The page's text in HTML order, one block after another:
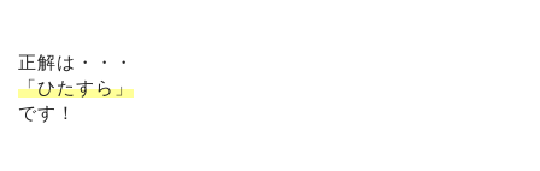
正解は・・・
「ひたすら」
です！